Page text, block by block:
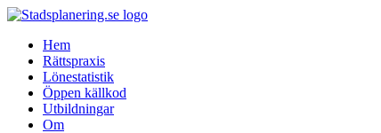
Hem
Rättspraxis
Lönestatistik
Öppen källkod
Utbildningar
Om